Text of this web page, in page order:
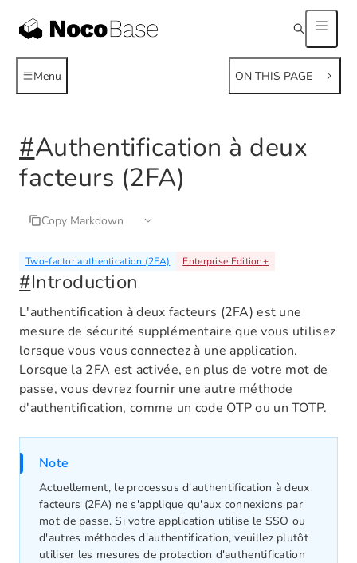
Menu ON THIS PAGE
#Authentification à deux
facteurs (2FA)
Copy Markdown
Two-factor authentication (2FA) Enterprise Edition+
#Introduction
L'authentification à deux facteurs (2FA) est une
mesure de sécurité supplémentaire que vous utilisez
lorsque vous vous connectez à une application.
Lorsque la 2FA est activée, en plus de votre mot de
passe, vous devrez fournir une autre méthode
d'authentification, comme un code OTP ou un TOTP.
Note
Actuellement, le processus d'authentification à deux
facteurs (2FA) ne s'applique qu'aux connexions par
mot de passe. Si votre application utilise le SSO ou
d'autres méthodes d'authentification, veuillez plutôt
utiliser les mesures de protection d'authentification